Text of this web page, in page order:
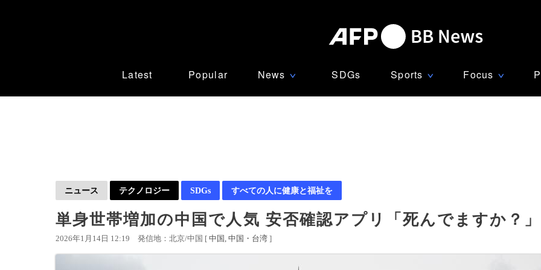
Latest Popular News ∨ SDGs Sports ∨ Focus ∨
ニュース テクノロジー SDGs すべての人に健康と福祉を
単身世帯増加の中国で人気 安否確認アプリ「死んでますか？」
2026年1月14日 12:19 発信地：北京/中国 [ 中国 中国・台湾 ]